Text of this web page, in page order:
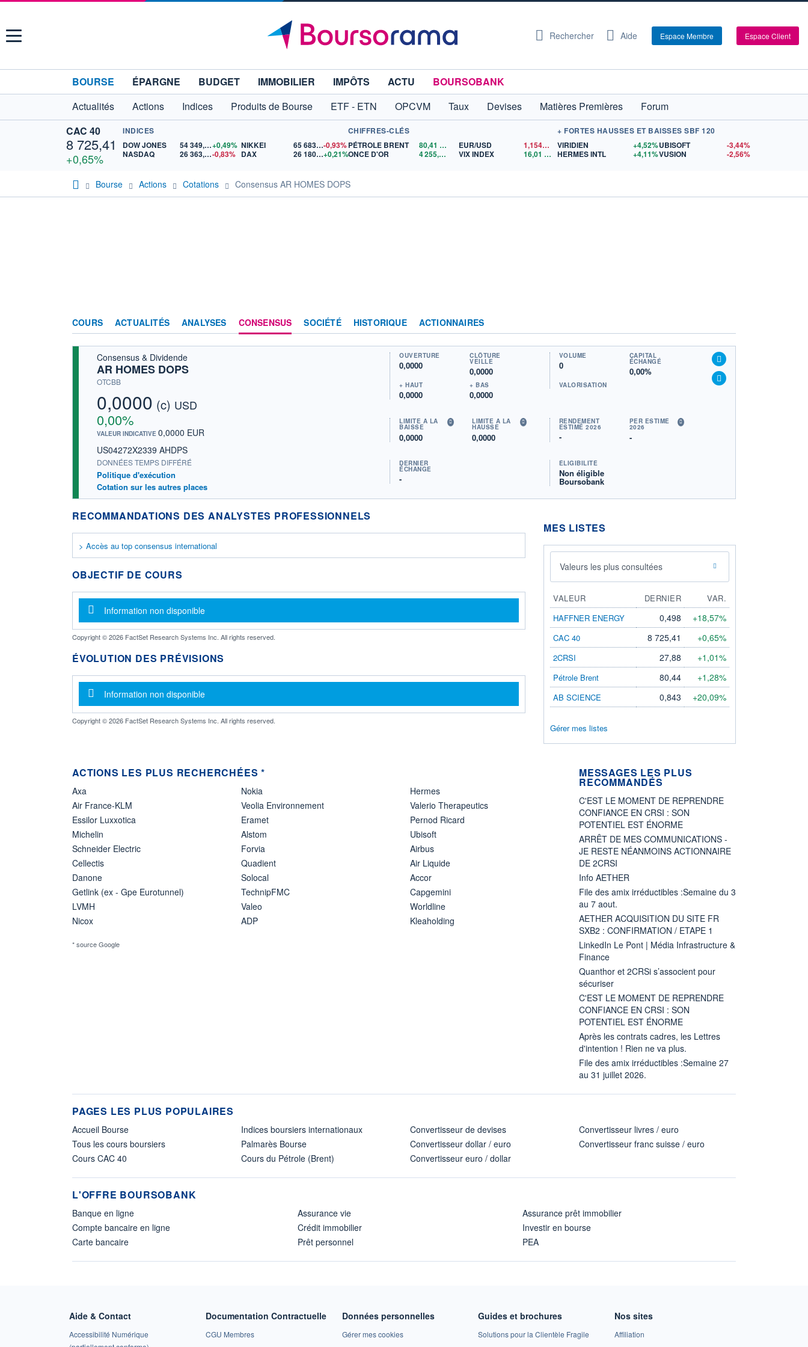
Menu Rechercher Aide Espace Membre Espace Client
BOURSE ÉPARGNE BUDGET IMMOBILIER IMPÔTS ACTU
BOURSOBANK
Actualités
Actions Indices Produits de Bourse ETF - ETN OPCVM Taux Devises Matières Premières
Forum
CAC 40
8 725,41
+0,65%
INDICES
DOW JONES
54 349,12+0,49%
NASDAQ
26 363,44-0,83%
NIKKEI 65 683,26-0,93%
DAX
26 180,18+0,21%
CHIFFRES-CLÉS
PÉTROLE BRENT
80,41
ONCE D'OR
4 255,57 $US
EUR/USD 1,1542$US
VIX INDEX
16,01
+ FORTES HAUSSES ET BAISSES SBF 120
VIRIDIEN
+4,52%
HERMES INTL
+4,11%
UBISOFT
-3,44%
VUSION
-2,56%
Bourse Actions Cotations Consensus AR HOMES DOPS
COURS ACTUALITÉS ANALYSES CONSENSUS SOCIÉTÉ HISTORIQUE ACTIONNAIRES
Consensus & Dividende
AR HOMES DOPS
OTCBB
0,0000 (c) USD
0,00%
VALEUR INDICATIVE 0,0000 EUR
US04272X2339 AHDPS
DONNÉES TEMPS DIFFÉRÉ
Politique d'exécution
Cotation sur les autres places
OUVERTURE
0,0000
CLÔTURE
VEILLE
0,0000
+ HAUT
0,0000
+ BAS
0,0000
VOLUME
0
CAPITAL
ÉCHANGÉ
0,00%
VALORISATION
LIMITE À LA
BAISSE
0,0000
LIMITE À LA
HAUSSE
0,0000
RENDEMENT
ESTIMÉ 2026
-
PER ESTIMÉ
2026
-
DERNIER
ÉCHANGE
-
ÉLIGIBILITÉ
Non éligible
Boursobank
RECOMMANDATIONS DES ANALYSTES PROFESSIONNELS
> Accès au top consensus international
OBJECTIF DE COURS
Message d'information
Information non disponible
Copyright © 2026 FactSet Research Systems Inc. All rights reserved.
ÉVOLUTION DES PRÉVISIONS
Message d'information
Information non disponible
Copyright © 2026 FactSet Research Systems Inc. All rights reserved.
MES LISTES
Valeurs les plus consultées
VALEUR DERNIER
VAR.
HAFFNER ENERGY
0,498 +18,57%
CAC 40 8 725,41 +0,65%
2CRSI 27,88 +1,01%
Pétrole Brent 80,44 +1,28%
AB SCIENCE 0,843 +20,09%
Gérer mes listes
ACTIONS LES PLUS RECHERCHÉES *
Axa
Air France-KLM
Essilor Luxxotica
Michelin
Schneider Electric
Cellectis
Danone
Getlink (ex - Gpe Eurotunnel)
LVMH
Nicox
Nokia
Veolia Environnement
Eramet
Alstom
Forvia
Quadient
Solocal
TechnipFMC
Valeo
ADP
Hermes
Valerio Therapeutics
Pernod Ricard
Ubisoft
Airbus
Air Liquide
Accor
Capgemini
Worldline
Kleaholding
* source Google
MESSAGES LES PLUS
RECOMMANDÉS
C'EST LE MOMENT DE REPRENDRE
CONFIANCE EN CRSI : SON
POTENTIEL EST ÉNORME
ARRÊT DE MES COMMUNICATIONS -
JE RESTE NÉANMOINS ACTIONNAIRE
DE 2CRSI
Info AETHER
File des amix irréductibles :Semaine du 3
au 7 aout.
AETHER ACQUISITION DU SITE FR
SXB2 : CONFIRMATION / ETAPE 1
LinkedIn Le Pont | Média Infrastructure &
Finance
Quanthor et 2CRSi s’associent pour
sécuriser
C'EST LE MOMENT DE REPRENDRE
CONFIANCE EN CRSI : SON
POTENTIEL EST ÉNORME
Après les contrats cadres, les Lettres
d'intention ! Rien ne va plus.
File des amix irréductibles :Semaine 27
au 31 juillet 2026.
PAGES LES PLUS POPULAIRES
Accueil Bourse
Tous les cours boursiers
Cours CAC 40
Indices boursiers internationaux
Palmarès Bourse
Cours du Pétrole (Brent)
Convertisseur de devises
Convertisseur dollar / euro
Convertisseur euro / dollar
Convertisseur livres / euro
Convertisseur franc suisse / euro
L'OFFRE BOURSOBANK
Banque en ligne
Compte bancaire en ligne
Carte bancaire
Assurance vie
Crédit immobilier
Prêt personnel
Assurance prêt immobilier
Investir en bourse
PEA
Aide & Contact
Accessibilité Numérique
Documentation Contractuelle
CGU Membres
Données personnelles
Gérer mes cookies
Guides et brochures
Solutions pour la Clientèle Fragile
Nos sites
Affiliation